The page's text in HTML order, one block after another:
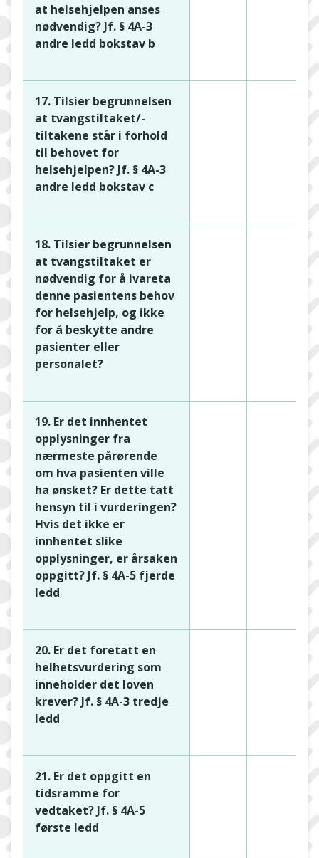
at helsehjelpen anses
nødvendig? Jf. § 4A-3
andre ledd bokstav b
17. Tilsier begrunnelsen
at tvangstiltaket/-
tiltakene står i forhold
til behovet for
helsehjelpen? Jf. § 4A-3
andre ledd bokstav c
18. Tilsier begrunnelsen
at tvangstiltaket er
nødvendig for å ivareta
denne pasientens behov
for helsehjelp, og ikke
for å beskytte andre
pasienter eller
personalet?
19. Er det innhentet
opplysninger fra
nærmeste pårørende
om hva pasienten ville
ha ønsket? Er dette tatt
hensyn til i vurderingen?
Hvis det ikke er
innhentet slike
opplysninger, er årsaken
oppgitt? Jf. § 4A-5 fjerde
ledd
20. Er det foretatt en
helhetsvurdering som
inneholder det loven
krever? Jf. § 4A-3 tredje
ledd
21. Er det oppgitt en
tidsramme for
vedtaket? Jf. § 4A-5
første ledd